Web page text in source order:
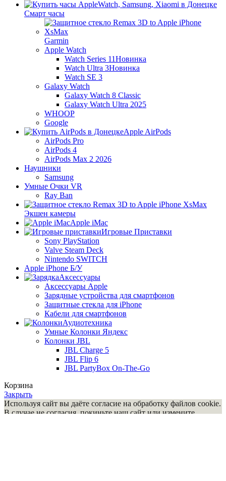
Смарт часы
Garmin
Apple Watch
Watch Series 11Новинка
Watch Ultra 3Новинка
Watch SE 3
Galaxy Watch
Galaxy Watch 8 Classic
Galaxy Watch Ultra 2025
WHOOP
Google
Apple AirPods
AirPods Pro
AirPods 4
AirPods Max 2 2026
Наушники
Samsung
Умные Очки VR
Ray Ban
Экшен камеры
Apple iMac
Игровые Приставки
Sony PlayStation
Valve Steam Deck
Nintendo SWITCH
Apple iPhone Б/У
Аксессуары
Аксессуары Apple
Зарядные устройства для смартфонов
Защитные стекла для iPhone
Кабели для смартфонов
Аудиотехника
Умные Колонки Яндекс
Колонки JBL
JBL Charge 5
JBL Flip 6
JBL PartyBox On-The-Go
Корзина
Закрыть
Используя сайт вы даёте согласие на обработку файлов cookie.
В случае не согласия, покиньте наш сайт или измените